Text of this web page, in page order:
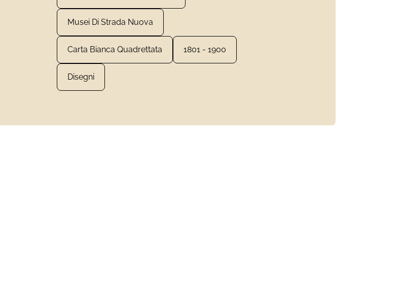
Musei Di Strada Nuova
Carta Bianca Quadrettata 1801 - 1900
Disegni